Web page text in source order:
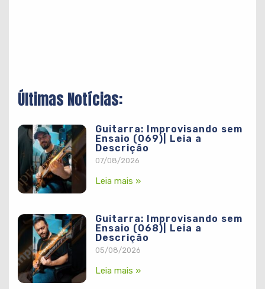
Últimas Notícias:
Guitarra: Improvisando sem
Ensaio (069)| Leia a
Descrição
07/08/2026
Leia mais »
Guitarra: Improvisando sem
Ensaio (068)| Leia a
Descrição
05/08/2026
Leia mais »